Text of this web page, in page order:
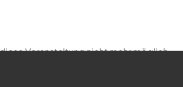
Veranstaltung nicht mehr möglich.